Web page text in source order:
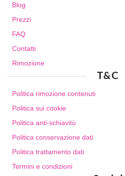
Blog
Prezzi
FAQ
Contatti
Rimozione
T&C
Politica rimozione contenuti
Politica sui cookie
Politica anti-schiavitù
Politica conservazione dati
Politica trattamento dati
Termini e condizioni